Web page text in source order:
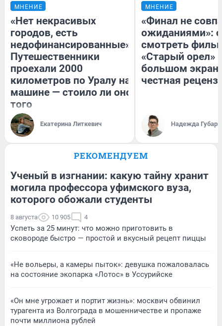
МНЕНИЕ
«Нет некрасивых
городов, есть
недофинансированные».
Путешественники
проехали 2000
километров по Уралу на
машине — стоило ли оно
того
Екатерина Литкевич
МНЕНИЕ
«Финал не
ожиданиями»:
смотреть
«Старый орел»
большом
честная
Надежда Губарь
РЕКОМЕНДУЕМ
Ученый в изгнании: какую тайну хранит
могила профессора уфимского вуза,
которого обожали студенты
8 августа 10 905 4
Успеть за 25 минут: что можно приготовить в
сковороде быстро — простой и вкусный рецепт пиццы
«Не вольеры, а камеры пыток»: девушка пожаловалась
на состояние экопарка «Лотос» в Уссурийске
«Он мне угрожает и портит жизнь»: москвич обвинил
турагента из Волгограда в мошенничестве и пропаже
почти миллиона рублей